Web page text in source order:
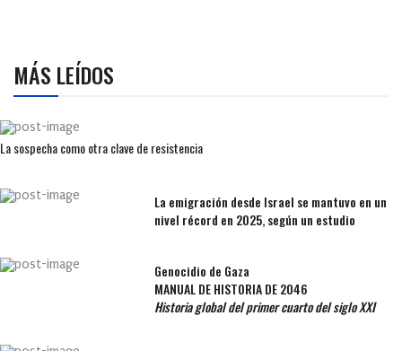
MÁS LEÍDOS
La sospecha como otra clave de resistencia
La emigración desde Israel se mantuvo en un
nivel récord en 2025, según un estudio
Genocidio de Gaza
MANUAL DE HISTORIA DE 2046
Historia global del primer cuarto del siglo XXI